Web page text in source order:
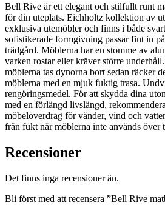
Bell Rive är ett elegant och stilfullt runt
för din uteplats. Eichholtz kollektion av
exklusiva utemöbler och finns i både
sofistikerade formgivning passar fint in
trädgård. Möblerna har en stomme av
varken rostar eller kräver större
möblerna tas dynorna bort sedan räcker
möblerna med en mjuk fuktig trasa.
rengöringsmedel. För att skydda dina
med en förlängd livslängd,
möbelöverdrag för vänder, vind och
från fukt när möblerna inte används över
Recensioner
Det finns inga recensioner än.
Bli först med att recensera ”Bell Rive